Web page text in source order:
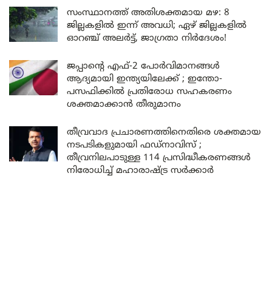
സംസ്ഥാനത്ത് അതിശക്തമായ മഴ: 8
ജില്ലകളിൽ ഇന്ന് അവധി; ഏഴ് ജില്ലകളിൽ
ഓറഞ്ച് അലർട്ട്, ജാഗ്രതാ നിർദേശം!
ജപ്പാന്റെ എഫ്-2 പോർവിമാനങ്ങൾ
ആദ്യമായി ഇന്ത്യയിലേക്ക് ; ഇന്തോ-
പസഫിക്കിൽ പ്രതിരോധ സഹകരണം
ശക്തമാക്കാൻ തീരുമാനം
തീവ്രവാദ പ്രചാരണത്തിനെതിരെ ശക്തമായ
നടപടികളുമായി ഫഡ്നാവിസ് ;
തീവ്രനിലപാടുള്ള 114 പ്രസിദ്ധീകരണങ്ങൾ
നിരോധിച്ച് മഹാരാഷ്ട്ര സർക്കാർ